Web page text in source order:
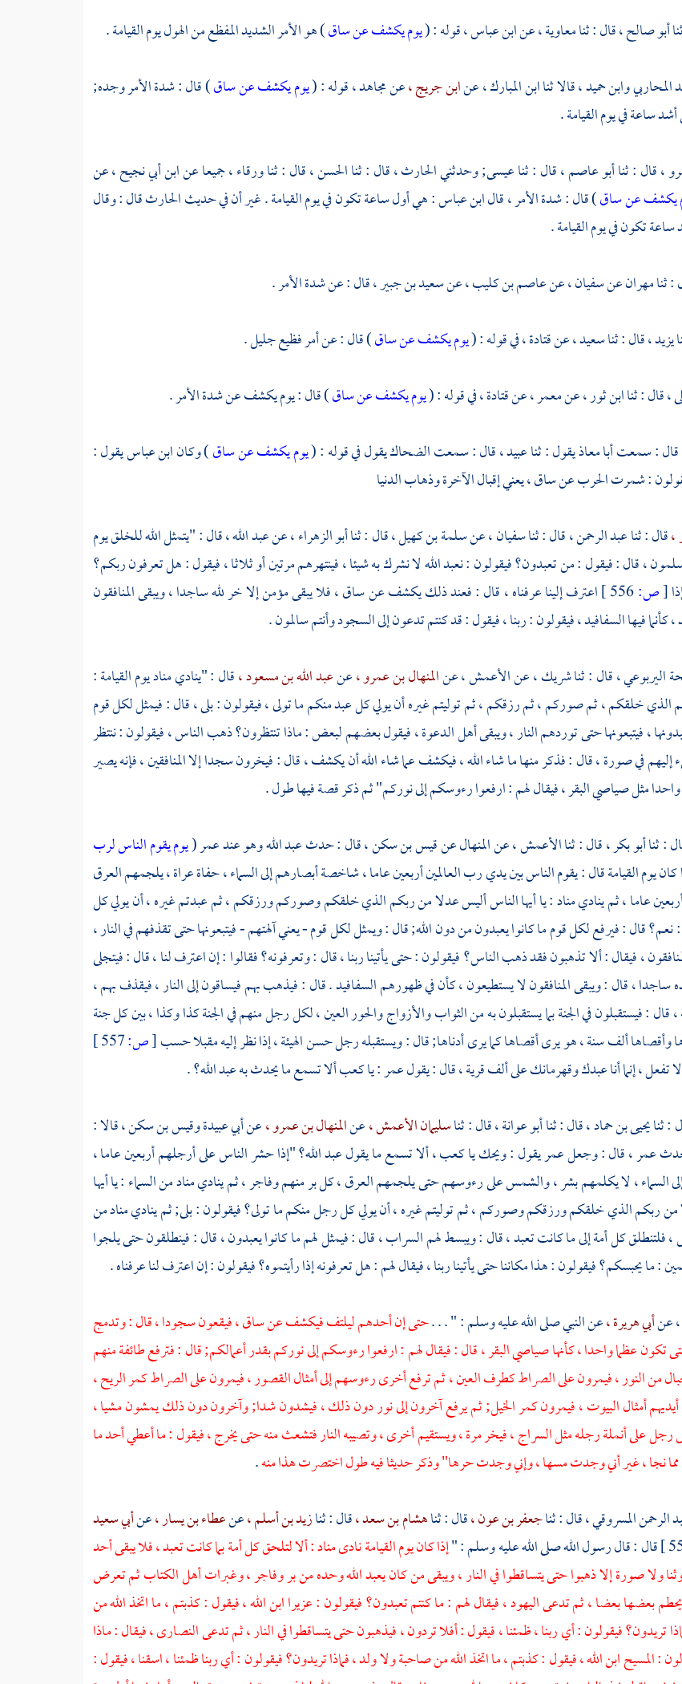
أبو صالح ،قال : ثنامعاوية ،عنابن عباس ،قوله : (يوم يكشف عن ساق) هو الأمر الشديد المفظع من الهول يوم القيامة .
المحاربيوابن حميد ،قالا ثناابن المبارك ،عنابن جريج ،عنمجاهد ،قوله : (يوم يكشف عن ساق) قال : شدة الأمر وجده;
ساعة في يوم القيامة .
،قال : ثناأبو عاصم ،قال : ثناعيسى;وحدثنيالحارث ،قال : ثناالحسن ،قال : ثناورقاء ،جميعا عنابن أبي نجيح ،عن
يكشف عن ساق) قال : شدة الأمر ، قالابن عباس: هي أول ساعة تكون في يوم القيامة . غير أن في حديثالحارثقال : وقال
تكون في يوم القيامة .
ثنامهرانعنسفيان ،عنعاصم بن كليب ،عنسعيد بن جبير ،قال : عن شدة الأمر .
يزيد ،قال : ثناسعيد ،عنقتادة ،في قوله : (يوم يكشف عن ساق) قال : عن أمر فظيع جليل .
،قال : ثناابن ثور ،عنمعمر ،عنقتادة ،في قوله : (يوم يكشف عن ساق) قال : يوم يكشف عن شدة الأمر .
قال : سمعتأبا معاذيقول : ثناعبيد ،قال : سمعتالضحاكيقول في قوله : (يوم يكشف عن ساق) وكانابن عباسيقول :
: شمرت الحرب عن ساق ، يعني إقبال الآخرة وذهاب الدنيا
قال : ثناعبد الرحمن ،قال : ثناسفيان ،عنسلمة بن كهيل ،قال : ثناأبو الزهراء ،عنعبد الله ،قال : "يتمثل الله للخلق يوم
، قال : فيقول : من تعبدون؟ فيقولون : نعبد الله لا نشرك به شيئا ، فينتهرهم مرتين أو ثلاثا ، فيقول : هل تعرفون ربكم؟
[ص:
اعترف إلينا عرفناه ، قال : فعند ذلك يكشف عن ساق ، فلا يبقى مؤمن إلا خر لله ساجدا ، ويبقى المنافقون
فيها السفافيد ، فيقولون : ربنا ، فيقول : قد كنتم تدعون إلى السجود وأنتم سالمون .
اليربوعي ،قال : ثناشريك ،عنالأعمش ،عنالمنهال بن عمرو ،عنعبد الله بن مسعود ،قال : "ينادي مناد يوم القيامة :
خلقكم ، ثم صوركم ، ثم رزقكم ، ثم توليتم غيره أن يولي كل عبد منكم ما تولى ، فيقولون : بلى ، قال : فيمثل لكل قوم
، فيتبعونها حتى توردهم النار ، ويبقى أهل الدعوة ، فيقول بعضهم لبعض : ماذا تنتظرون؟ ذهب الناس ، فيقولون : ننتظر
إليهم في صورة ، قال : فذكر منها ما شاء الله ، فيكشف عما شاء الله أن يكشف ، قال : فيخرون سجدا إلا المنافقين ، فإنه يصير
مثل صياصي البقر ، فيقال لهم : ارفعوا رءوسكم إلى نوركم" ثم ذكر قصة فيها طول .
: ثناأبو بكر ،قال : ثناالأعمش ،عنالمنهالعنقيس بن سكن ،قال : حدثعبد اللهوهو عندعمر(يوم يقوم الناس لرب
يوم القيامة قال : يقوم الناس بين يدي رب العالمين أربعين عاما ، شاخصة أبصارهم إلى السماء ، حفاة عراة ، يلجمهم العرق
عاما ، ثم ينادي مناد : يا أيها الناس أليس عدلا من ربكم الذي خلقكم وصوركم ورزقكم ، ثم عبدتم غيره ، أن يولي كل
: نعم؟ قال : فيرفع لكل قوم ما كانوا يعبدون من دون الله; قال : ويمثل لكل قوم - يعني آلهتهم - فيتبعونها حتى تقذفهم في النار ،
، فيقال : ألا تذهبون فقد ذهب الناس؟ فيقولون : حتى يأتينا ربنا ، قال : وتعرفونه؟ فقالوا : إن اعترف لنا ، قال : فيتجلى
ساجدا ، قال : ويبقى المنافقون لا يستطيعون ، كأن في ظهورهم السفافيد . قال : فيذهب بهم فيساقون إلى النار ، فيقذف بهم ،
قال : فيستقبلون في الجنة بما يستقبلون به من الثواب والأزواج والحور العين ، لكل رجل منهم في الجنة كذا وكذا ، بين كل جنة
وأقصاها ألف سنة ، هو يرى أقصاها كما يرى أدناها; قال : ويستقبله رجل حسن الهيئة ، إذا نظر إليه مقبلا حسب[ص:
تفعل ، إنما أنا عبدك وقهرمانك على ألف قرية ، قال : يقولعمر: يا كعب ألا تسمع ما يحدث به عبد الله؟ .
: ثنايحيى بن حماد ،قال : ثناأبو عوانة ،قال : ثناسليمان الأعمش ،عنالمنهال بن عمرو ،عنأبي عبيدةوقيس بن سكن ،قالا :
عمر ،قال : وجعلعمريقول : ويحك ياكعب ،ألا تسمع ما يقولعبد الله؟"إذا حشر الناس على أرجلهم أربعين عاما ،
، لا يكلمهم بشر ، والشمس على رءوسهم حتى يلجمهم العرق ، كل بر منهم وفاجر ، ثم ينادي مناد من السماء : يا أيها
ربكم الذي خلقكم ورزقكم وصوركم ، ثم توليتم غيره ، أن يولي كل رجل منكم ما تولى؟ فيقولون : بلى; ثم ينادي مناد من
، فلتنطلق كل أمة إلى ما كانت تعبد ، قال : ويبسط لهم السراب ، قال : فيمثل لهم ما كانوا يعبدون ، قال : فينطلقون حتى يلجوا
: ما يحبسكم؟ فيقولون : هذا مكاننا حتى يأتينا ربنا ، فيقال لهم : هل تعرفونه إذا رأيتموه؟ فيقولون : إن اعترف لنا عرفناه .
عنأبي هريرة ،عن النبي صلى الله عليه وسلم : " . . .حتى إن أحدهم ليلتف فيكشف عن ساق ، فيقعون سجودا ، قال : وتدمج
تكون عظما واحدا ، كأنها صياصي البقر ، قال : فيقال لهم : ارفعوا رءوسكم إلى نوركم بقدر أعمالكم; قال : فترفع طائفة منهم
من النور ، فيمرون على الصراط كطرف العين ، ثم ترفع أخرى رءوسهم إلى أمثال القصور ، فيمرون على الصراط كمر الريح ،
أمثال البيوت ، فيمرون كمر الخيل; ثم يرفع آخرون إلى نور دون ذلك ، فيشدون شدا; وآخرون دون ذلك يمشون مشيا ،
رجل على أنملة رجله مثل السراج ، فيخر مرة ، ويستقيم أخرى ، وتصيبه النار فتشعث منه حتى يخرج ، فيقول : ما أعطي أحد ما
نجا ، غير أني وجدت مسها ، وإني وجدت حرها" وذكر حديثا فيه طول اختصرت هذا منه.
المسروقي ،قال : ثناجعفر بن عون ،قال : ثناهشام بن سعد ،قال : ثنازيد بن أسلم ،عنعطاء بن يسار ،عنأبي سعيد
قال : قال رسول الله صلى الله عليه وسلم : "إذا كان يوم القيامة نادى مناد : ألا لتلحق كل أمة بما كانت تعبد ، فلا يبقى أحد
ولا صورة إلا ذهبوا حتى يتساقطوا في النار ، ويبقى من كان يعبد الله وحده من بر وفاجر ، وغبراتأهل الكتابثم تعرض
بعضها بعضا ، ثم تدعىاليهود ،فيقال لهم : ما كنتم تعبدون؟ فيقولون :عزيراابن الله ، فيقول : كذبتم ، ما اتخذ الله من
تريدون؟ فيقولون : أي ربنا ، ظمئنا ، فيقول : أفلا تردون ، فيذهبون حتى يتساقطوا في النار ، ثم تدعىالنصارى ،فيقال : ماذا
:المسيحابن الله ، فيقول : كذبتم ، ما اتخذ الله من صاحبة ولا ولد ، فماذا تريدون؟ فيقولون : أي ربنا ظمئنا ، اسقنا ، فيقول :